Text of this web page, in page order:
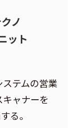
ノ
ット
テムの営業
ャナーを
る。